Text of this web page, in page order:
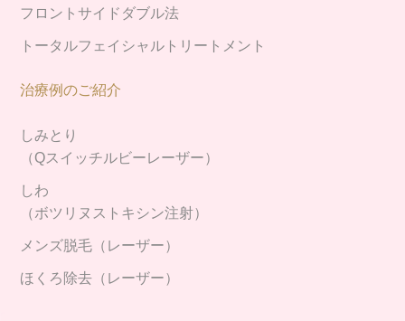
フロントサイドダブル法
トータルフェイシャルトリートメント
治療例のご紹介
しみとり
（Qスイッチルビーレーザー）
しわ
（ボツリヌストキシン注射）
メンズ脱毛（レーザー）
ほくろ除去（レーザー）